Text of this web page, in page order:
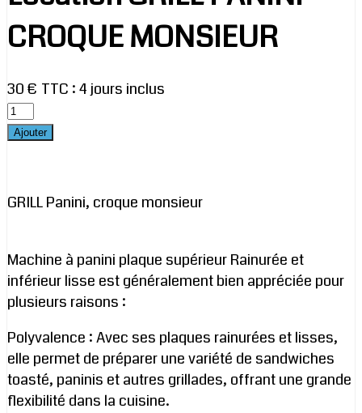
CROQUE MONSIEUR
30 € TTC :4 jours inclus
GRILL Panini, croque monsieur
Machine à panini plaque supérieur Rainurée et
inférieur lisse est généralement bien appréciée pour
plusieurs raisons :
Polyvalence : Avec ses plaques rainurées et lisses,
elle permet de préparer une variété de sandwiches
toasté, paninis et autres grillades, offrant une grande
flexibilité dans la cuisine.